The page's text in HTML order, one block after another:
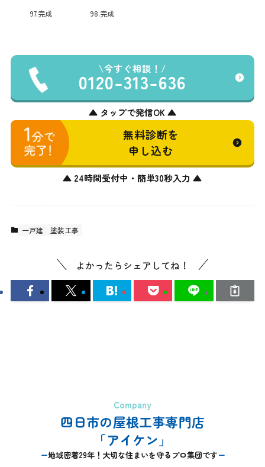
97.完成 98.完成
今すぐ相談！
0120-313-636
▲ タップで発信OK ▲
無料診断を
申し込む
▲ 24時間受付中・簡単30秒入力 ▲
一戸建 塗装工事
よかったらシェアしてね！
Company
四日市の屋根工事専門店
「アイケン」
地域密着29年！大切な住まいを守るプロ集団です